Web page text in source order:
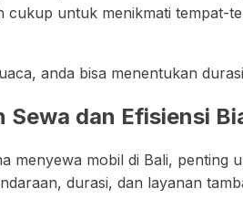
cukup untuk menikmati tempat-
anda bisa menentukan
dan Efisiensi
menyewa mobil di Bali,
durasi, dan layanan